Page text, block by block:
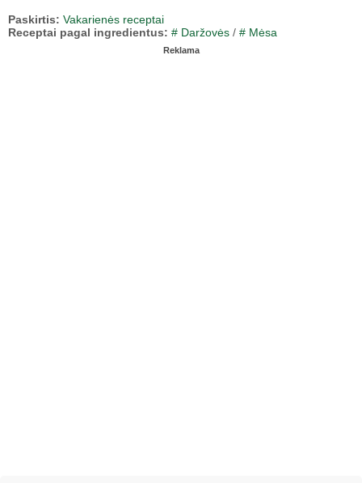
Paskirtis: Vakarienės receptai
Receptai pagal ingredientus: # Daržovės / # Mėsa
Reklama